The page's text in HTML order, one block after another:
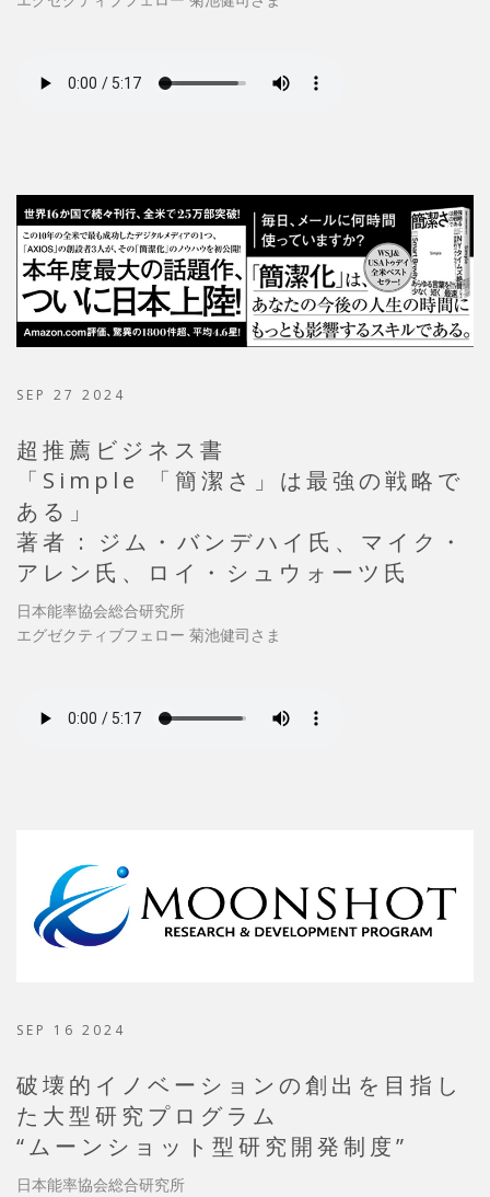
SEP 27 2024
超推薦ビジネス書
「Simple 「簡潔さ」は最強の戦略で
ある」
著者 : ジム・バンデハイ氏、マイク・
アレン氏、ロイ・シュウォーツ氏
日本能率協会総合研究所
エグゼクティブフェロー 菊池健司さま
SEP 16 2024
破壊的イノベーションの創出を目指し
た大型研究プログラム
“ムーンショット型研究開発制度”
日本能率協会総合研究所